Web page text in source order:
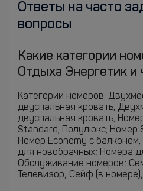
Ответы на часто
вопросы
Какие категории
Отдыха Энергетик и
Категории номеров:
двуспальная кровать,
двуспальная кровать,
Standard, Полулюкс, Номер
Номер Economy с
для новобрачных; Номера
Обслуживание номеров;
Телевизор; Сейф (в номере);